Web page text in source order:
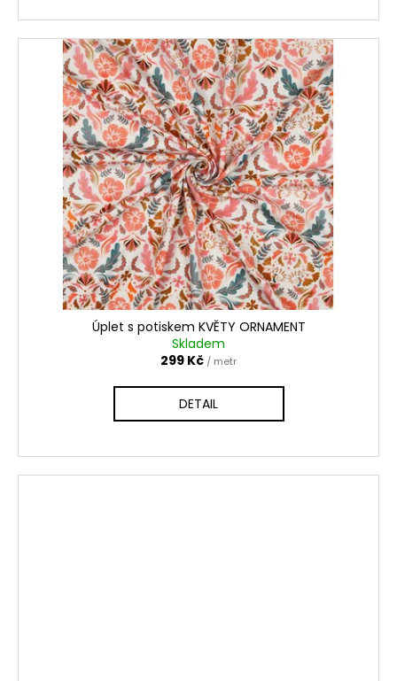
Úplet s potiskem KVĚTY ORNAMENT
Skladem
299 Kč / metr
DETAIL